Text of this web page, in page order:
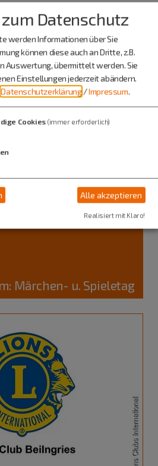
Ort
Märchen- u. Spieletag
Datenschutz
werden Informationen über Sie
können diese auch an Dritte, z.B.
Auswertung, übermittelt werden. Sie
Einstellungen jederzeit abändern.
Datenschutzerklärung /Impressum.
Cookies (immer erforderlich)
Alle akzeptieren
Realisiert mit Klaro!